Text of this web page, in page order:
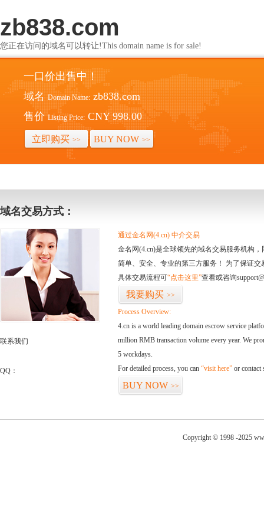
zb838.com
您正在访问的域名可以转让!This domain name is for sale!
一口价出售中！
域名 Domain Name: zb838.com
售价 Listing Price: CNY 998.00
立即购买 >> BUY NOW >>
域名交易方式：
联系我们
QQ：
通过金名网(4.cn) 中介交易
金名网(4.cn)是全球领先的域名交易服务机构
简单、安全、专业的第三方服务！ 为了保证
具体交易流程可“点击这里”查看或咨询
我要购买 >>
Process Overview:
4.cn is a world leading domain escrow service
million RMB transaction volume every year. We
5 workdays.
For detailed process, you can “visit here” or contact
BUY NOW >>
Copyright © 1998 -2025